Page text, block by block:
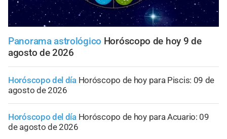
Panorama astrológico Horóscopo de hoy 9 de
agosto de 2026
Horóscopo del día Horóscopo de hoy para Piscis: 09 de
agosto de 2026
Horóscopo del día Horóscopo de hoy para Acuario: 09
de agosto de 2026